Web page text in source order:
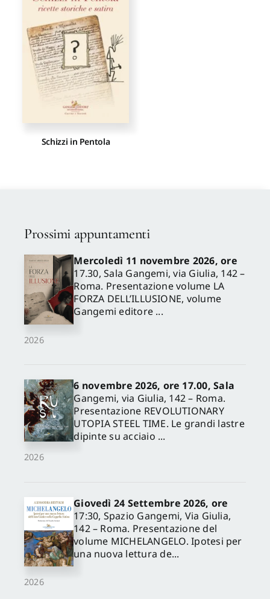
Proposte di pubblicazione
Gangemi Editore
Newsletter
Schizzi in Pentola
Prossimi appuntamenti
2026
Mercoledì 11 novembre 2026, ore
17.30, Sala Gangemi, via Giulia, 142 –
Roma. Presentazione volume LA
FORZA DELL’ILLUSIONE, volume
Gangemi editore ...
2026
6 novembre 2026, ore 17.00, Sala
Gangemi, via Giulia, 142 – Roma.
Presentazione REVOLUTIONARY
UTOPIA STEEL TIME. Le grandi lastre
dipinte su acciaio ...
2026
Giovedì 24 Settembre 2026, ore
17:30, Spazio Gangemi, Via Giulia,
142 – Roma. Presentazione del
volume MICHELANGELO. Ipotesi per
una nuova lettura de...